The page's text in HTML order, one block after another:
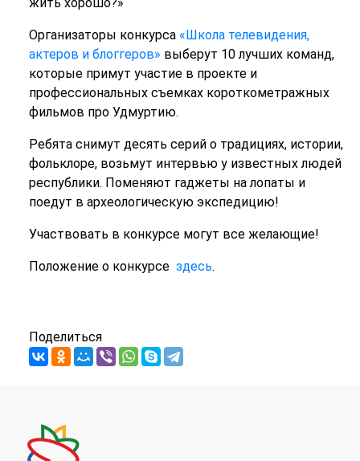
Организаторы конкурса «Школа телевидения,
актеров и блоггеров» выберут 10 лучших команд,
которые примут участие в проекте и
профессиональных съемках короткометражных
фильмов про Удмуртию.
Ребята снимут десять серий о традициях, истории,
фольклоре, возьмут интервью у известных людей
республики. Поменяют гаджеты на лопаты и
поедут в археологическую экспедицию!
Участвовать в конкурсе могут все желающие!
Положение о конкурсе здесь.
Поделиться